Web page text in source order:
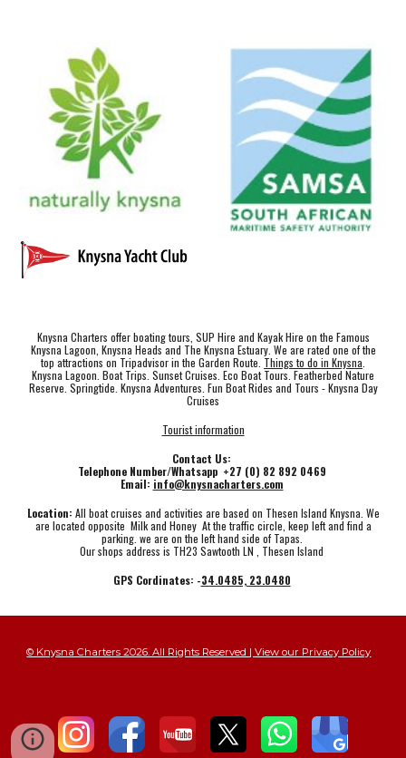
Knysna Charters offer boating tours, SUP Hire and Kayak Hire on the Famous
Knysna Lagoon, Knysna Heads and The Knysna Estuary. We are rated one of the
top attractions on Tripadvisor in the Garden Route. Things to do in Knysna
Knysna Lagoon. Boat Trips. Sunset Cruises. Eco Boat Tours. Featherbed Nature
Reserve. Springtide. Knysna Adventures. Fun Boat Rides and Tours - Knysna Day
Cruises
Tourist information
Contact Us:
Telephone Number/Whatsapp +27 (0) 82 892 0469
Email: info@knysnacharters.com
Location: All boat cruises and activities are based on Thesen Island Knysna. We
are located opposite Milk and Honey At the traffic circle, keep left and find a
parking. we are on the left hand side of Tapas.
Our shops address is TH23 Sawtooth LN , Thesen Island
GPS Cordinates: -34.0485, 23.0480
© Knysna Charters 2026. All Rights Reserved | View our Privacy Policy